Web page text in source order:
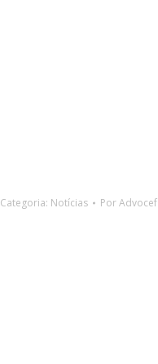
Categoria: Notícias Por